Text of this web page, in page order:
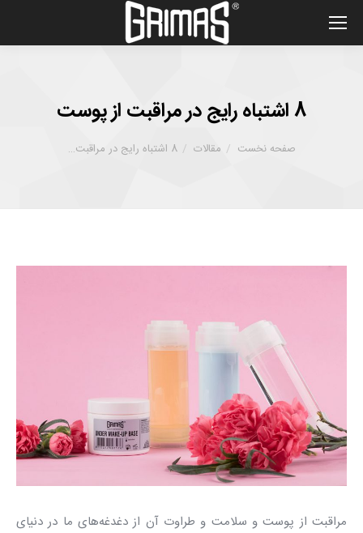
8 اشتباه رایج در مراقبت از پوست
شما اینجا هستید :
صفحه نخست مقالات 8 اشتباه رایج در مراقبت…
مراقبت از پوست و سلامت و طراوت آن از دغدغه‌های ما در دنیای